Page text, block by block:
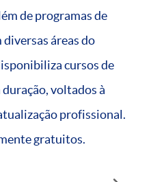
de programas de
áreas do
cursos de
voltados à
profissional.
gratuitos.